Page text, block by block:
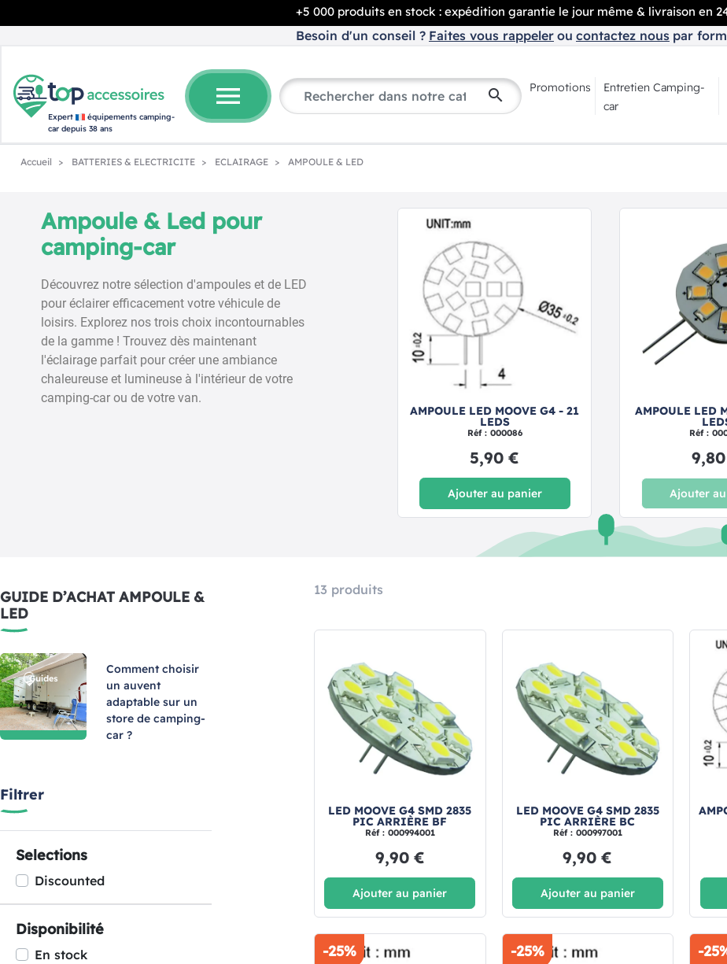
+5 000 produits en stock : expédition garantie le jour même & livraison en
Besoin d'un conseil ? Faites vous rappeler ou contactez nous par
Expert
équipements camping-
car depuis 38 ans
menu search Promotions
Entretien Camping-
car
Accueil BATTERIES & ELECTRICITE ECLAIRAGE AMPOULE & LED
Ampoule & Led pour
camping-car
Découvrez notre sélection d'ampoules et de LED
pour éclairer efficacement votre véhicule de
loisirs. Explorez nos trois choix incontournables
de la gamme ! Trouvez dès maintenant
l'éclairage parfait pour créer une ambiance
chaleureuse et lumineuse à l'intérieur de votre
camping-car ou de votre van.
-25%
AMPOULE LED MOOVE G4 - 21
LEDS
Réf : 000086
5,90 €
Ajouter au panier
AMPOULE LED
Réf :
Ajouter
GUIDE D’ACHAT AMPOULE &
LED
Comment choisir
un auvent
adaptable sur un
store de camping-
car ?
Filtrer
Selections
Discounted
Disponibilité
En stock
13 produits
LED MOOVE G4 SMD 2835
PIC ARRIÈRE BF
Réf : 000994001
9,90 €
Ajouter au panier
LED MOOVE G4 SMD 2835
PIC ARRIÈRE BC
Réf : 000997001
9,90 €
Ajouter au panier
-25% -25% -